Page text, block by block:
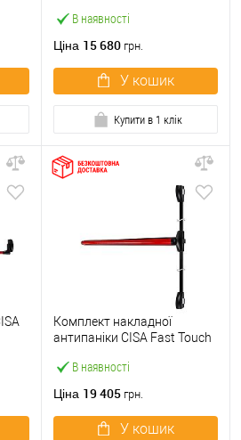
В наявності
точковий вбік червона
Ціна 15 680 грн.
У кошик
Купити в 1 клік
В наявності
Комплект накладної
антипаніки CISA Fast Touch
точковий вбік червона
Ціна 19 405 грн.
У кошик